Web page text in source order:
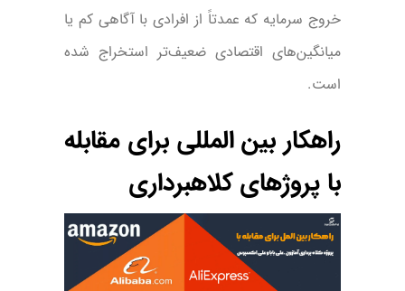
خروج سرمایه که عمدتاً از افرادی با آگاهی کم یا
میانگین‌های اقتصادی ضعیف‌تر استخراج شده
است.
راهکار بین المللی برای مقابله
با پروژهای کلاهبرداری